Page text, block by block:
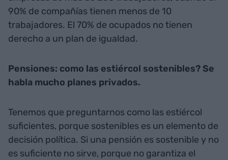
90% de compañías tienen menos de 10
trabajadores. El 70% de ocupados no tienen
derecho a un plan de igualdad.
Pensiones: como las estiércol sostenibles? Se
habla mucho planes privados.
Tenemos que preguntarnos como las estiércol
suficientes, porque sostenibles es un elemento de
decisión política. Si una pensión es sostenible y no
es suficiente no sirve, porque no garantiza el